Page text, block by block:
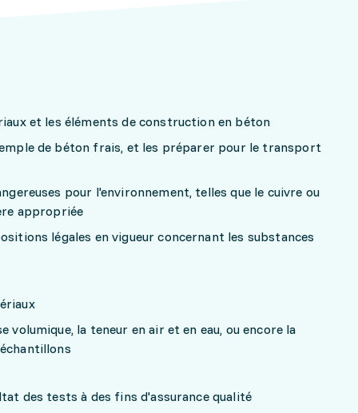
et les éléments de construction en béton
de béton frais, et les préparer pour le transport
pour l'environnement, telles que le cuivre ou
appropriée
légales en vigueur concernant les substances
volumique, la teneur en air et en eau, ou encore la
des tests à des fins d'assurance qualité